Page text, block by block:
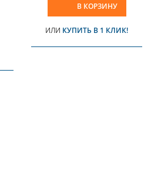
В КОРЗИНУ
ИЛИ КУПИТЬ В 1 КЛИК!